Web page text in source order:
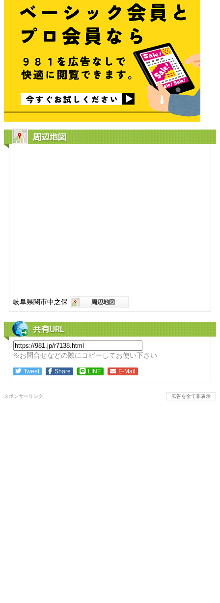
周辺地図
岐阜県関市中之保
共有URL
※お問合せなどの際にコピーしてお使い下さい
Tweet Share LINE E-Mail
スポンサーリンク 広告を全て非表示